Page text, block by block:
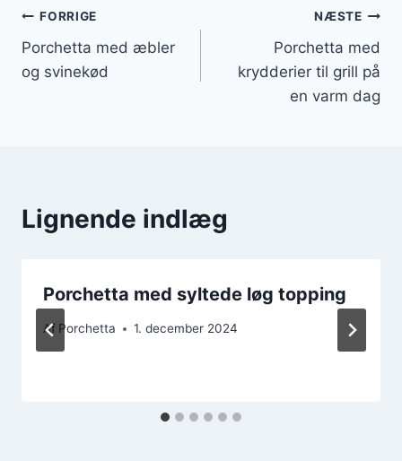
Indlægsnavigation
FORRIGE
Porchetta med æbler
og svinekød
NÆSTE
Porchetta med
krydderier til grill på
en varm dag
Lignende indlæg
Porchetta med syltede løg topping
Af Porchetta 1. december 2024